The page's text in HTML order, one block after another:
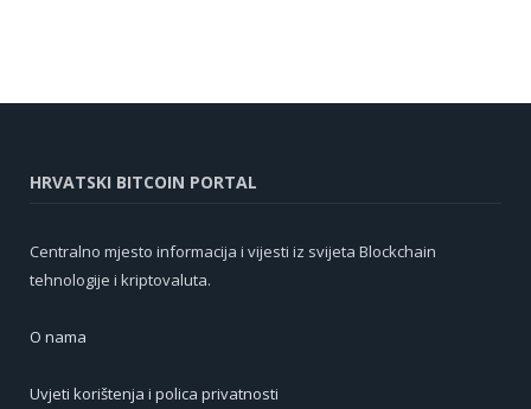
HRVATSKI BITCOIN PORTAL
Centralno mjesto informacija i vijesti iz svijeta Blockchain
tehnologije i kriptovaluta.
O nama
Uvjeti korištenja i polica privatnosti